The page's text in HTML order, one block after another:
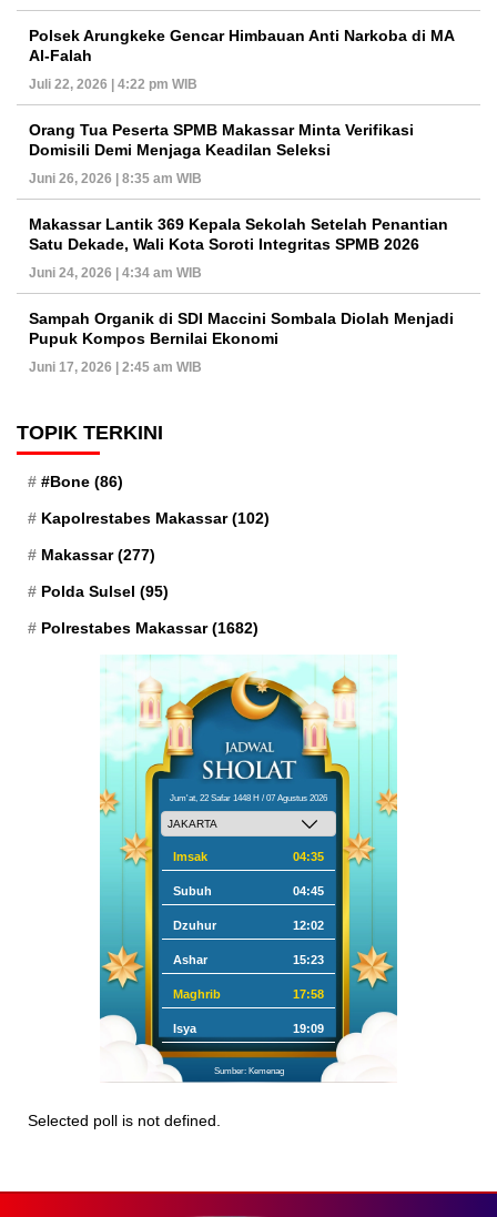
Polsek Arungkeke Gencar Himbauan Anti Narkoba di MA
Al-Falah
Juli 22, 2026 | 4:22 pm WIB
Orang Tua Peserta SPMB Makassar Minta Verifikasi
Domisili Demi Menjaga Keadilan Seleksi
Juni 26, 2026 | 8:35 am WIB
Makassar Lantik 369 Kepala Sekolah Setelah Penantian
Satu Dekade, Wali Kota Soroti Integritas SPMB 2026
Juni 24, 2026 | 4:34 am WIB
Sampah Organik di SDI Maccini Sombala Diolah Menjadi
Pupuk Kompos Bernilai Ekonomi
Juni 17, 2026 | 2:45 am WIB
TOPIK TERKINI
#Bone (86)
Kapolrestabes Makassar(102)
Makassar(277)
Polda Sulsel (95)
Polrestabes Makassar(1682)
Jum'at, 22 Safar 1448 H / 07 Agustus 2026
Imsak 04:35
Subuh 04:45
Dzuhur 12:02
Ashar 15:23
Maghrib 17:58
Isya 19:09
Sumber: Kemenag
Selected poll is not defined.